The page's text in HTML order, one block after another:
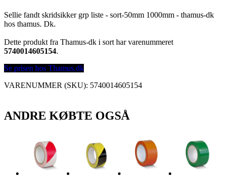
Sellie fandt skridsikker grp liste - sort-50mm 1000mm - thamus-dk
hos thamus. Dk.
Dette produkt fra Thamus-dk i sort har varenummeret
5740014605154.
Se prisen hos Thamus.dk
VARENUMMER (SKU): 5740014605154
ANDRE KØBTE OGSÅ